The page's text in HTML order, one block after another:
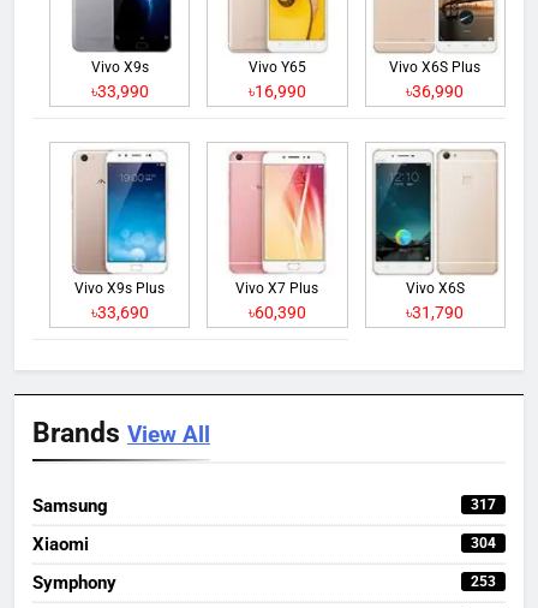
Vivo X9s
৳33,990
Vivo Y65
৳16,990
Vivo X6S Plus
৳36,990
Vivo X9s Plus
৳33,690
Vivo X7 Plus
৳60,390
Vivo X6S
৳31,790
Brands View All
Samsung 317
Xiaomi 304
Symphony 253